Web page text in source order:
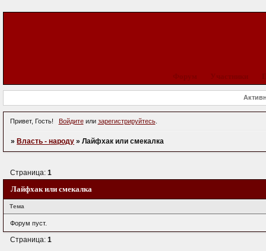
Форум Участники
Привет, Гость! Войдитеили зарегистрируйтесь.
»Власть - народу »Лайфхак или смекалка
Лайфхак или смекалка
Страница:1
Тема
Форум пуст.
Страница:1